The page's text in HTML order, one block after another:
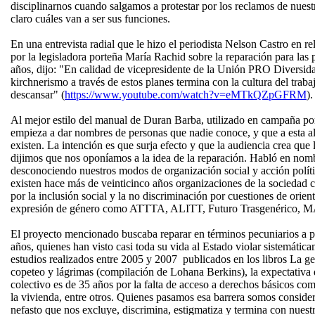
disciplinarnos cuando salgamos a protestar por los reclamos de
claro cuáles van a ser sus funciones.
En una entrevista radial que le hizo el periodista Nelson Castro en
por la legisladora porteña María Rachid sobre la reparación para las
años, dijo: "En calidad de vicepresidente de la Unión PRO
kirchnerismo a través de estos planes termina con la cultura del
descansar" (https://www.youtube.com/watch?v=eMTkQZpGFRM).
Al mejor estilo del manual de Duran Barba, utilizado en campaña
empieza a dar nombres de personas que nadie conoce, y que a esta
existen. La intención es que surja efecto y que la audiencia crea
dijimos que nos oponíamos a la idea de la reparación. Habló en
desconociendo nuestros modos de organización social y acción
existen hace más de veinticinco años organizaciones de la sociedad
por la inclusión social y la no discriminación por cuestiones de
expresión de género como ATTTA, ALITT, Futuro Trasgenérico,
El proyecto mencionado buscaba reparar en términos pecuniarios a
años, quienes han visto casi toda su vida al Estado violar
estudios realizados entre 2005 y 2007 publicados en los libros La
copeteo y lágrimas (compilación de Lohana Berkins), la expectativa
colectivo es de 35 años por la falta de acceso a derechos básicos
la vivienda, entre otros. Quienes pasamos esa barrera somos
nefasto que nos excluye, discrimina, estigmatiza y termina con